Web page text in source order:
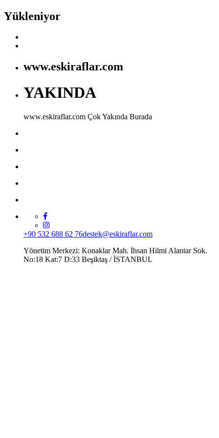
Yükleniyor
www.eskiraflar.com
YAKINDA
www.eskiraflar.com Çok Yakında Burada
+90 532 688 62 76destek@eskiraflar.com
Yönetim Merkezi: Konaklar Mah. İhsan Hilmi Alantar Sok.
No:18 Kat:7 D:33 Beşiktaş / İSTANBUL